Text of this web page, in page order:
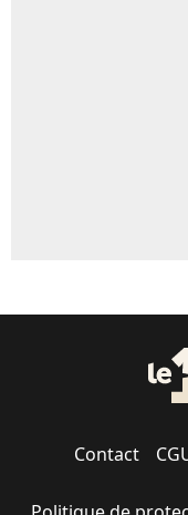
Contact